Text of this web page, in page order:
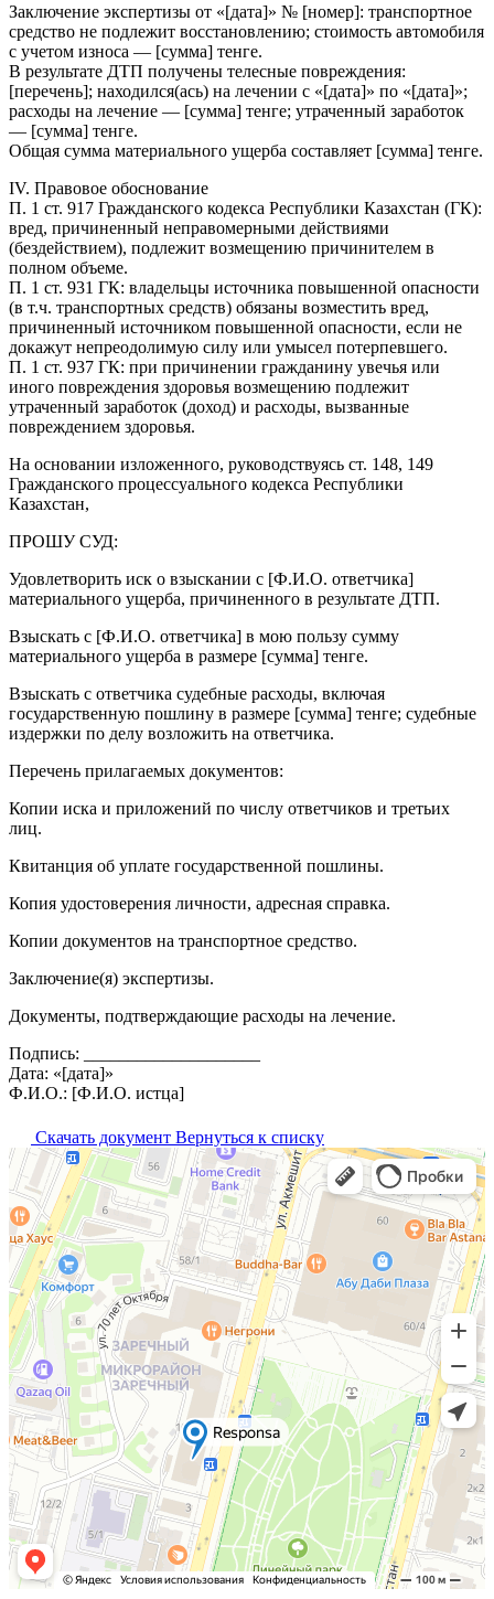
Заключение экспертизы от «[дата]» № [номер]: транспортное
средство не подлежит восстановлению; стоимость автомобиля
с учетом износа — [сумма] тенге.
В результате ДТП получены телесные повреждения:
[перечень]; находился(ась) на лечении с «[дата]» по «[дата]»;
расходы на лечение — [сумма] тенге; утраченный заработок
— [сумма] тенге.
Общая сумма материального ущерба составляет [сумма] тенге.
IV. Правовое обоснование
П. 1 ст. 917 Гражданского кодекса Республики Казахстан (ГК):
вред, причиненный неправомерными действиями
(бездействием), подлежит возмещению причинителем в
полном объеме.
П. 1 ст. 931 ГК: владельцы источника повышенной опасности
(в т.ч. транспортных средств) обязаны возместить вред,
причиненный источником повышенной опасности, если не
докажут непреодолимую силу или умысел потерпевшего.
П. 1 ст. 937 ГК: при причинении гражданину увечья или
иного повреждения здоровья возмещению подлежит
утраченный заработок (доход) и расходы, вызванные
повреждением здоровья.
На основании изложенного, руководствуясь ст. 148, 149
Гражданского процессуального кодекса Республики
Казахстан,
ПРОШУ СУД:
Удовлетворить иск о взыскании с [Ф.И.О. ответчика]
материального ущерба, причиненного в результате ДТП.
Взыскать с [Ф.И.О. ответчика] в мою пользу сумму
материального ущерба в размере [сумма] тенге.
Взыскать с ответчика судебные расходы, включая
государственную пошлину в размере [сумма] тенге; судебные
издержки по делу возложить на ответчика.
Перечень прилагаемых документов:
Копии иска и приложений по числу ответчиков и третьих
лиц.
Квитанция об уплате государственной пошлины.
Копия удостоверения личности, адресная справка.
Копии документов на транспортное средство.
Заключение(я) экспертизы.
Документы, подтверждающие расходы на лечение.
Подпись: ____________________
Дата: «[дата]»
Ф.И.О.: [Ф.И.О. истца]
Скачать документ Вернуться к списку